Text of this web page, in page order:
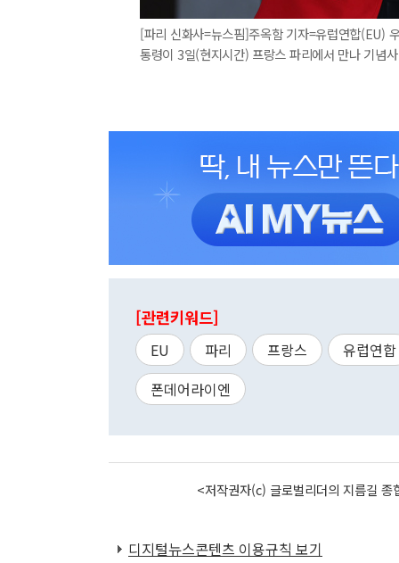
[파리 신화사=뉴스핌]주옥함 기자=유럽연합(EU)
통령이 3일(현지시간) 프랑스 파리에서 만나 기
[관련키워드]
EU 파리 프랑스
유럽연합
폰데어라이엔
<저작권자(c) 글로벌리더의 지름길
디지털뉴스콘텐츠 이용규칙 보기